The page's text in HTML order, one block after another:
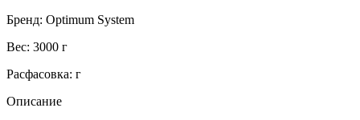
Бренд: Optimum System
Вес: 3000 г
Расфасовка: г
Описание